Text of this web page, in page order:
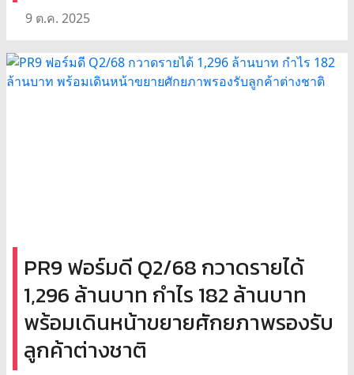
9 ต.ค. 2025
PR9 ฟอร์มดี Q2/68 กวาดรายได้
1,296 ล้านบาท กำไร 182 ล้านบาท
พร้อมเดินหน้าขยายศักยภาพรองรับ
ลูกค้าต่างชาติ